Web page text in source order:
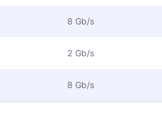
8 Gb/s
2 Gb/s
8 Gb/s